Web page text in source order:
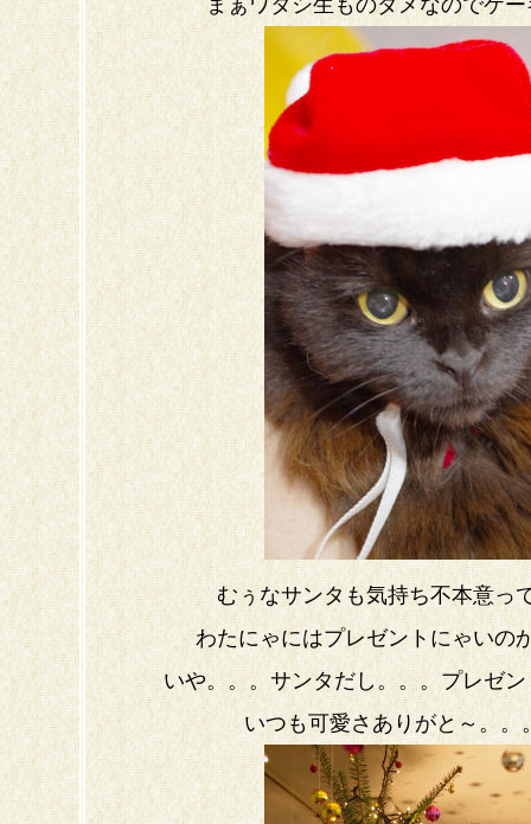
むぅなサンタも気持ち不本意っ
わたにゃにはプレゼントにゃいの
いや。。。サンタだし。。。プレゼ
いつも可愛さありがと～。。